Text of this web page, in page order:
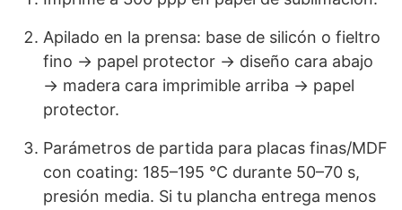
Apilado en la prensa: base de silicón o fieltro
fino → papel protector → diseño cara abajo
→ madera cara imprimible arriba → papel
protector.
Parámetros de partida para placas finas/MDF
con coating: 185–195 °C durante 50–70 s,
presión media. Si tu plancha entrega menos